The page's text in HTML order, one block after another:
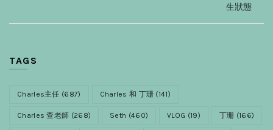
生狀態
TAGS
Charles主任 (687) Charles 和 丁珊 (141)
Charles 查老師 (268) Seth (460) VLOG (19) 丁珊 (166)